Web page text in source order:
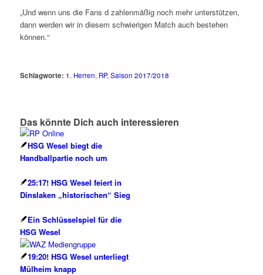
„Und wenn uns die Fans d zahlenmäßig noch mehr unterstützen,
dann werden wir in diesem schwierigen Match auch bestehen
können.“
Schlagworte: 1. Herren, RP, Saison 2017/2018
Das könnte Dich auch interessieren
HSG Wesel biegt die
Handballpartie noch um
25:17! HSG Wesel feiert in
Dinslaken „historischen“ Sieg
Ein Schlüsselspiel für die
HSG Wesel
19:20! HSG Wesel unterliegt
Mülheim knapp